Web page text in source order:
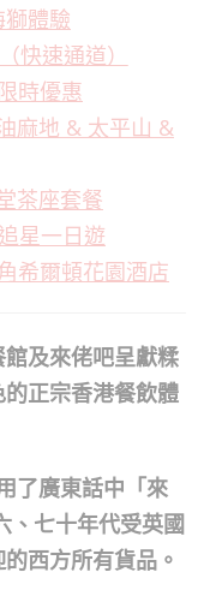
體驗
快速通道）
時優惠
麻地 & 太平山 &
茶座套餐
星一日遊
希爾頓花園酒店
及來佬吧呈獻糅
正宗香港餐飲體
了廣東話中「來
、七十年代受英國
西方所有貨品。